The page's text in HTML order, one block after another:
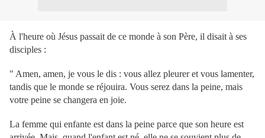
À l'heure où Jésus passait de ce monde à son Père, il disait à ses
disciples :
" Amen, amen, je vous le dis : vous allez pleurer et vous lamenter,
tandis que le monde se réjouira. Vous serez dans la peine, mais
votre peine se changera en joie.
La femme qui enfante est dans la peine parce que son heure est